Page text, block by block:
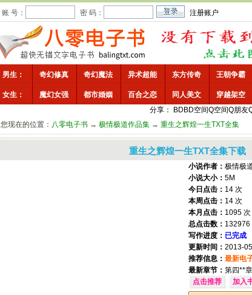
账 号： 密 码： 注册账户
男生： 奇幻修真 奇幻魔法 异术超能 东方传奇 王朝争霸
女生： 魔幻女强 都市婚姻 百合之恋 同人美文 穿越架空
分享：
BD BD空间Q空间Q朋友
您现在的位置： 八零电子书 → 极情极道作品集 → 重生之辉煌一生TXT全集
重生之辉煌一生TXT全集下载
小说作者： 极情极
小说大小： 5M
今日点击： 14 次
本周点击： 14 次
本月点击： 1095 次
总点击数： 132976
写作进度： 已完成
更新时间： 2013-05-
推荐信息： 最新电
最新章节： 第四**
点击推荐
加入